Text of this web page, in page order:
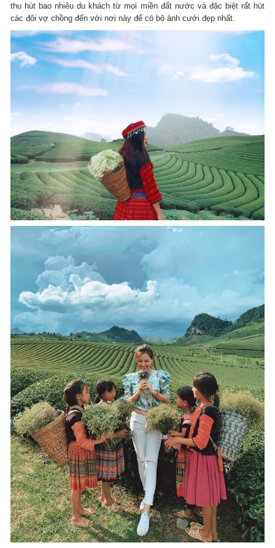
thu hút bao nhiêu du khách từ mọi miền đất nước và đặc biệt rất hút
các đôi vợ chồng đến với nơi này để có bộ ảnh cưới đẹp nhất.